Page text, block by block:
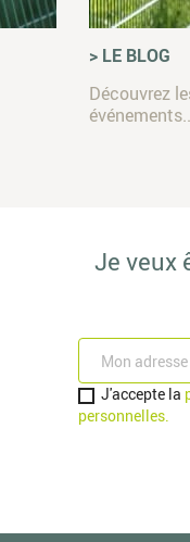
> LE BLOG
Découvrez
Je veux
J'accepte la
personnelles.